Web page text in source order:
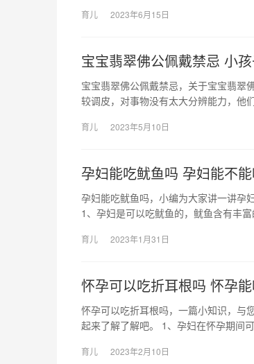
育儿 2023年6月15日
宝宝翡翠佛公佩戴禁忌 小
宝宝翡翠佛公佩戴禁忌，关于宝宝翡翠
较调皮，对事物没有太大分辨能力，
育儿 2023年5月10日
孕妇能吃鱿鱼吗 孕妇能不
孕妇能吃鱿鱼吗，小编为大家讲一讲孕
1、孕妇是可以吃鱿鱼的，鱿鱼含有丰
育儿 2023年1月31日
怀孕可以吃折耳根吗 怀孕
怀孕可以吃折耳根吗，一篇小知识，与
起来了解了解吧。 1、孕妇在怀孕期间
育儿 2023年2月10日